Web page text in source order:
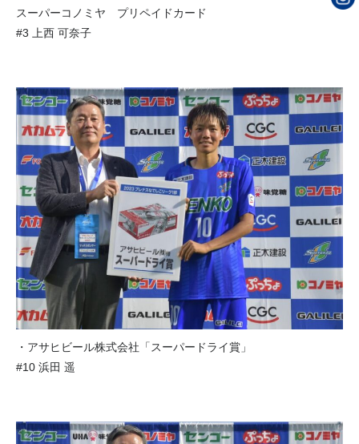
スーパーコノミヤ プリペイドカード
#3 上西 可奈子
・アサヒビール株式会社「スーパードライ賞」
#10 浜田 遥